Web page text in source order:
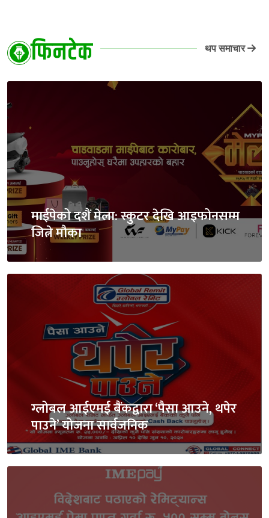
फिनटेक थप समाचार
माईपेको दशैं मेला: स्कुटर देखि आइफोनसम्म
जित्ने मौका
ग्लोबल आईएमई बैंकद्वारा ‘पैसा आउने, थपेर
पाउने’ योजना सार्वजनिक